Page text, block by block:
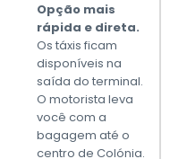
Opção mais
rápida e direta.
Os táxis ficam
disponíveis na
saída do terminal.
O motorista leva
você com a
bagagem até o
centro de Colónia.